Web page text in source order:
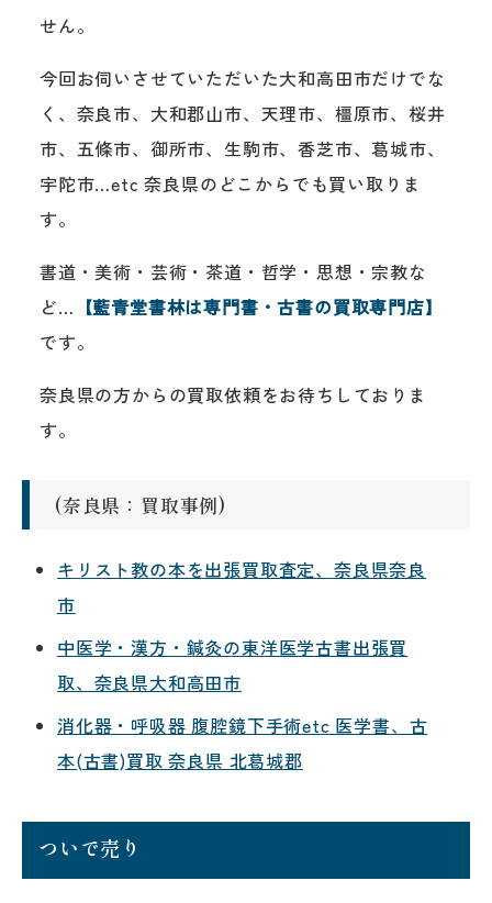
せん。
今回お伺いさせていただいた大和高田市だけでな
く、奈良市、大和郡山市、天理市、橿原市、桜井
市、五條市、御所市、生駒市、香芝市、葛城市、
宇陀市…etc 奈良県のどこからでも買い取りま
す。
書道・美術・芸術・茶道・哲学・思想・宗教な
ど… 【藍青堂書林は専門書・古書の買取専門店】
です。
奈良県の方からの買取依頼をお待ちしておりま
す。
(奈良県：買取事例)
キリスト教の本を出張買取査定、奈良県奈良
市
中医学・漢方・鍼灸の東洋医学古書出張買
取、奈良県大和高田市
消化器・呼吸器 腹腔鏡下手術etc 医学書、古
本(古書)買取 奈良県 北葛城郡
ついで売り